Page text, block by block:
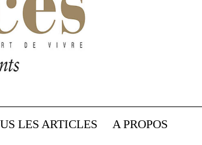
LES ARTICLES A PROPOS